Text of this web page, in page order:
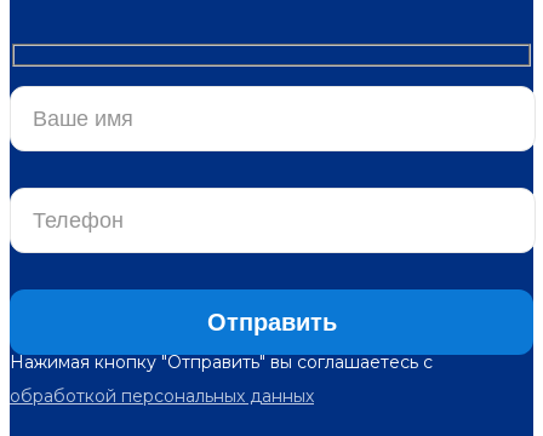
Нажимая кнопку "Отправить" вы соглашаетесь с
обработкой персональных данных